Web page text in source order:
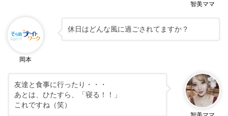
智美ママ
岡本
休日はどんな風に過ごされてますか？
友達と食事に行ったり・・・
あとは、ひたすら、「寝る！！」
これですね（笑）